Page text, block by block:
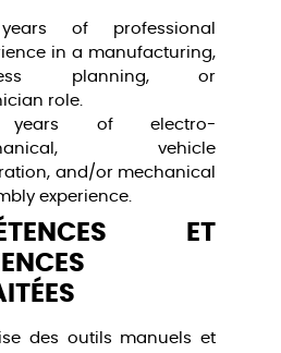
of professional
in a manufacturing,
planning, or
role.
of electro-
vehicle
and/or mechanical
experience.
ET
des outils manuels et